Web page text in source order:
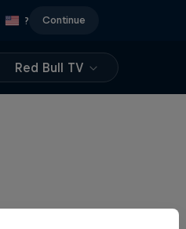
? Continue
Red Bull TV